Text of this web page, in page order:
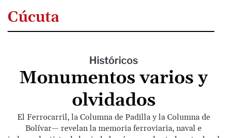
Cúcuta
Históricos
Monumentos varios y
olvidados
El Ferrocarril, la Columna de Padilla y la Columna de
Bolívar— revelan la memoria ferroviaria, naval e